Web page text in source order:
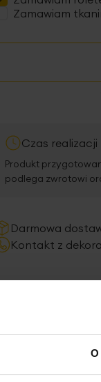
Zamawiam
Czas realizacji
Produkt
podlega zwrotowi
Darmowa
Kontakt z